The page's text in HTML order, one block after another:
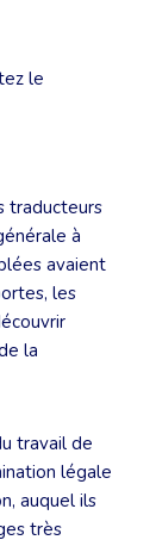
le
traducteurs
à
avaient
les
la
travail de
légale
auquel ils
très